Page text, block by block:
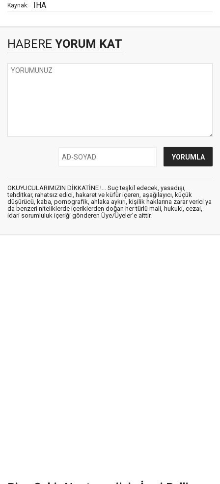
Kaynak: IHA
HABERE YORUM KAT
OKUYUCULARIMIZIN DİKKATİNE !... Suç teşkil edecek, yasadışı,
tehditkar, rahatsız edici, hakaret ve küfür içeren, aşağılayıcı, küçük
düşürücü, kaba, pornografik, ahlaka aykırı, kişilik haklarına zarar verici ya
da benzeri niteliklerde içeriklerden doğan her türlü mali, hukuki, cezai,
idari sorumluluk içeriği gönderen Üye/Üyeler’e aittir.